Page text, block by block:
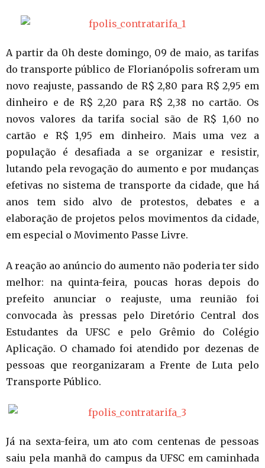
A partir da 0h deste domingo, 09 de maio, as tarifas
do transporte público de Florianópolis sofreram um
novo reajuste, passando de R$ 2,80 para R$ 2,95 em
dinheiro e de R$ 2,20 para R$ 2,38 no cartão. Os
novos valores da tarifa social são de R$ 1,60 no
cartão e R$ 1,95 em dinheiro. Mais uma vez a
população é desafiada a se organizar e resistir,
lutando pela revogação do aumento e por mudanças
efetivas no sistema de transporte da cidade, que há
anos tem sido alvo de protestos, debates e a
elaboração de projetos pelos movimentos da cidade,
em especial o Movimento Passe Livre.
A reação ao anúncio do aumento não poderia ter sido
melhor: na quinta-feira, poucas horas depois do
prefeito anunciar o reajuste, uma reunião foi
convocada às pressas pelo Diretório Central dos
Estudantes da UFSC e pelo Grêmio do Colégio
Aplicação. O chamado foi atendido por dezenas de
pessoas que reorganizaram a Frente de Luta pelo
Transporte Público.
Já na sexta-feira, um ato com centenas de pessoas
saiu pela manhã do campus da UFSC em caminhada